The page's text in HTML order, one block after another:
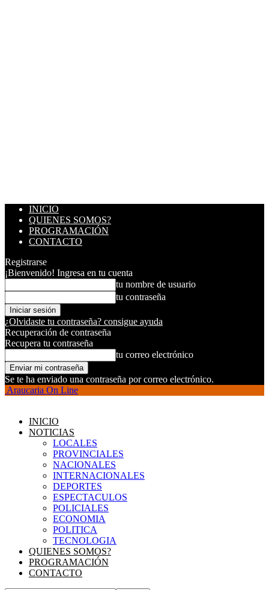
INICIO
QUIENES SOMOS?
PROGRAMACIÓN
CONTACTO
Registrarse
¡Bienvenido! Ingresa en tu cuenta
tu nombre de usuario
tu contraseña
¿Olvidaste tu contraseña? consigue ayuda
Recuperación de contraseña
Recupera tu contraseña
tu correo electrónico
Se te ha enviado una contraseña por correo electrónico.
Araucaria On Line
INICIO
NOTICIAS
LOCALES
PROVINCIALES
NACIONALES
INTERNACIONALES
DEPORTES
ESPECTACULOS
POLICIALES
ECONOMIA
POLITICA
TECNOLOGIA
QUIENES SOMOS?
PROGRAMACIÓN
CONTACTO